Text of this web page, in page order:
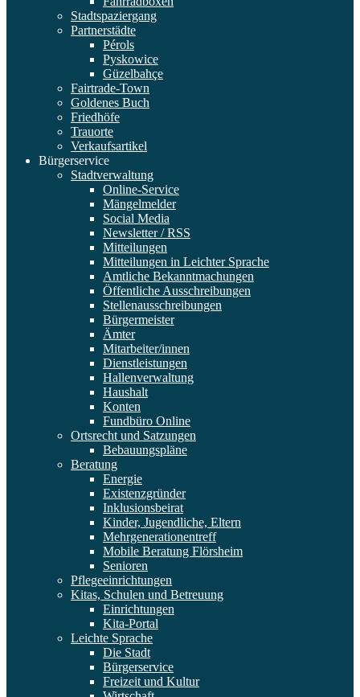
Stadtspaziergang
Partnerstädte
Pérols
Pyskowice
Güzelbahçe
Fairtrade-Town
Goldenes Buch
Friedhöfe
Trauorte
Verkaufsartikel
Bürgerservice
Stadtverwaltung
Online-Service
Mängelmelder
Social Media
Newsletter / RSS
Mitteilungen
Mitteilungen in Leichter Sprache
Amtliche Bekanntmachungen
Öffentliche Ausschreibungen
Stellenausschreibungen
Bürgermeister
Ämter
Mitarbeiter/innen
Dienstleistungen
Hallenverwaltung
Haushalt
Konten
Fundbüro Online
Ortsrecht und Satzungen
Bebauungspläne
Beratung
Energie
Existenzgründer
Inklusionsbeirat
Kinder, Jugendliche, Eltern
Mehrgenerationentreff
Mobile Beratung Flörsheim
Senioren
Pflegeeinrichtungen
Kitas, Schulen und Betreuung
Einrichtungen
Kita-Portal
Leichte Sprache
Die Stadt
Bürgerservice
Freizeit und Kultur